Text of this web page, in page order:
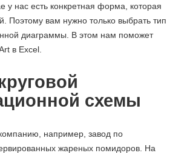
у нас есть конкретная форма, которая
Поэтому вам нужно только выбрать тип
диаграммы. В этом нам поможет
в Excel.
схемы
например, завод по
жареных помидоров. На